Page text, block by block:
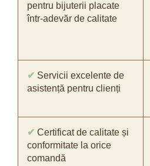
pentru bijuterii placate
într-adevăr de calitate
✔ Servicii excelente de
asistență pentru clienți
✔ Certificat de calitate și
conformitate la orice
comandă